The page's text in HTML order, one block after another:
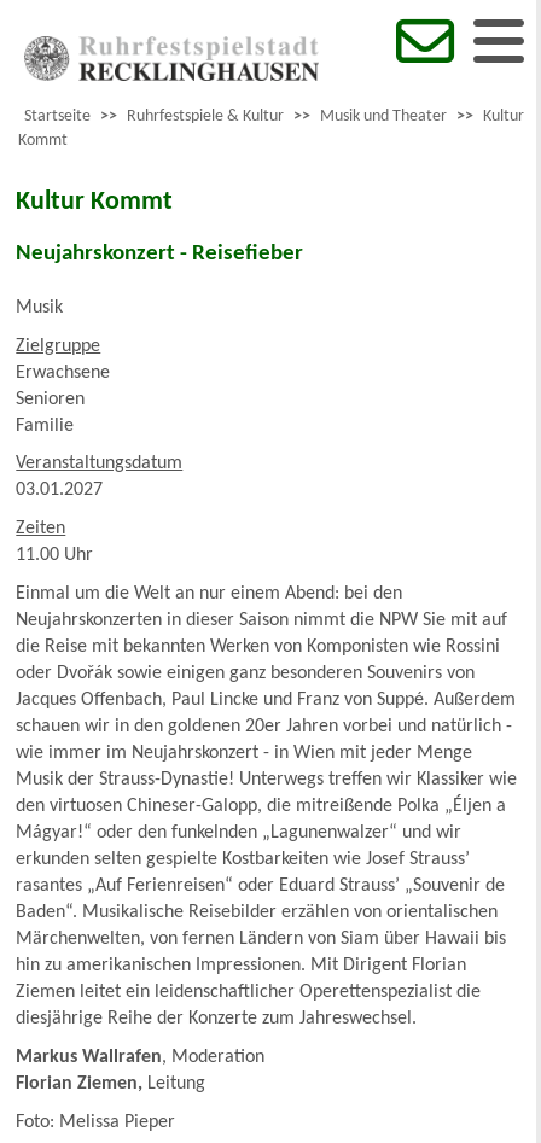
Startseite >> Ruhrfestspiele & Kultur >> Musik und Theater >> Kultur
Kommt
Kultur Kommt
Neujahrskonzert - Reisefieber
Musik
Zielgruppe
Erwachsene
Senioren
Familie
Veranstaltungsdatum
03.01.2027
Zeiten
11.00 Uhr
Einmal um die Welt an nur einem Abend: bei den
Neujahrskonzerten in dieser Saison nimmt die NPW Sie mit auf
die Reise mit bekannten Werken von Komponisten wie Rossini
oder Dvořák sowie einigen ganz besonderen Souvenirs von
Jacques Offenbach, Paul Lincke und Franz von Suppé. Außerdem
schauen wir in den goldenen 20er Jahren vorbei und natürlich -
wie immer im Neujahrskonzert - in Wien mit jeder Menge
Musik der Strauss-Dynastie! Unterwegs treffen wir Klassiker wie
den virtuosen Chineser-Galopp, die mitreißende Polka „Éljen a
Mágyar!“ oder den funkelnden „Lagunenwalzer“ und wir
erkunden selten gespielte Kostbarkeiten wie Josef Strauss’
rasantes „Auf Ferienreisen“ oder Eduard Strauss’ „Souvenir de
Baden“. Musikalische Reisebilder erzählen von orientalischen
Märchenwelten, von fernen Ländern von Siam über Hawaii bis
hin zu amerikanischen Impressionen. Mit Dirigent Florian
Ziemen leitet ein leidenschaftlicher Operettenspezialist die
diesjährige Reihe der Konzerte zum Jahreswechsel.
Markus Wallrafen, Moderation
Florian Ziemen, Leitung
Foto: Melissa Pieper